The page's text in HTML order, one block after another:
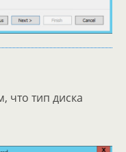
что тип диска